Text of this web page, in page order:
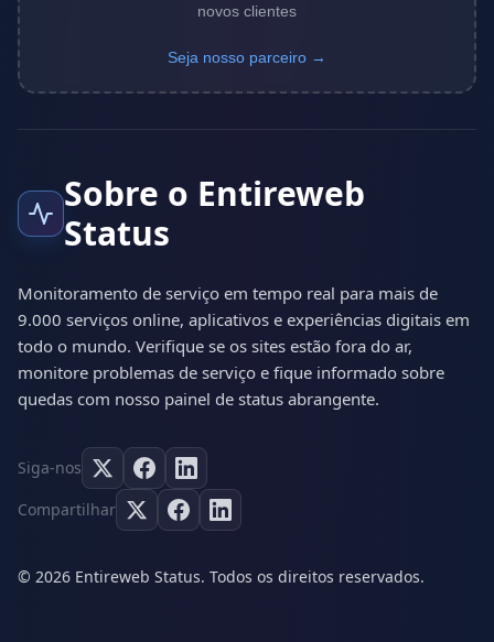
novos clientes
Seja nosso parceiro →
Sobre o Entireweb
Status
Monitoramento de serviço em tempo real para mais de
9.000 serviços online, aplicativos e experiências digitais em
todo o mundo. Verifique se os sites estão fora do ar,
monitore problemas de serviço e fique informado sobre
quedas com nosso painel de status abrangente.
Siga-nos
Compartilhar
© 2026 Entireweb Status. Todos os direitos reservados.